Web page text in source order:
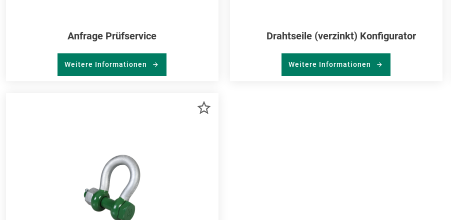
Anfrage Prüfservice
Weitere Informationen
Drahtseile (verzinkt) Konfigurator
Weitere Informationen